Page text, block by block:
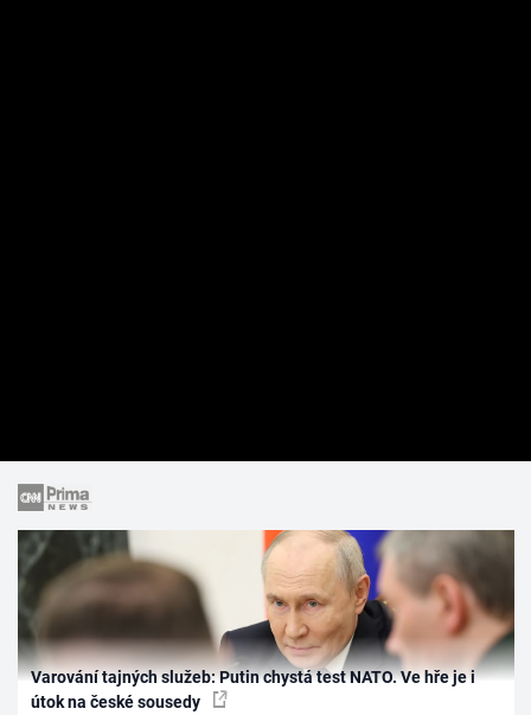
Varování tajných služeb: Putin chystá test NATO. Ve hře je i
útok na české sousedy